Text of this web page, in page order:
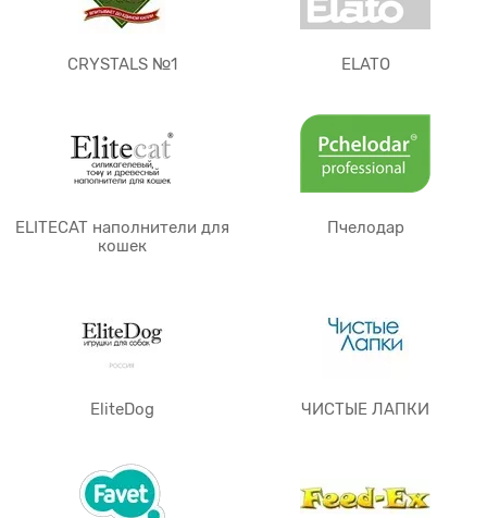
CRYSTALS №1 ELATO
ELITECAT наполнители для
кошек
Пчелодар
EliteDog ЧИСТЫЕ ЛАПКИ